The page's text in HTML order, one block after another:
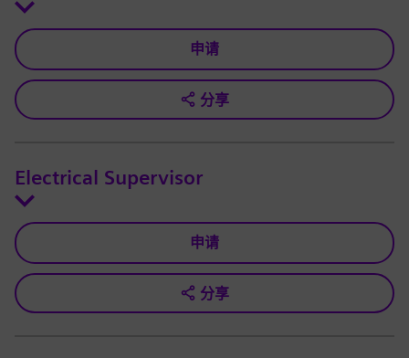
申请
分享
Electrical Supervisor
申请
分享